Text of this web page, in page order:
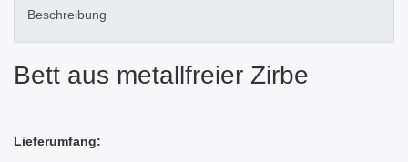
Beschreibung
Bett aus metallfreier Zirbe
Lieferumfang: